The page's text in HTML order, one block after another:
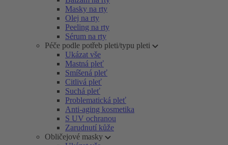
Masky na rty
Olej na rty
Peeling na rty
Sérum na rty
Péče podle potřeb pleti/typu pleti
Ukázat vše
Mastná pleť
Smíšená pleť
Citlivá pleť
Suchá pleť
Problematická pleť
Anti-aging kosmetika
S UV ochranou
Zarudnutí kůže
Obličejové masky